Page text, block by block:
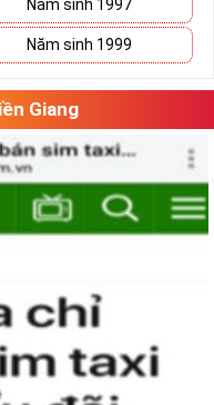
Năm sinh 1997
Năm sinh 1999
Giang